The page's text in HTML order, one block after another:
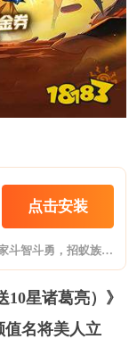
点击安装
造蚂蚁王国，与何止百万玩家斗智斗勇，招蚁族豪将，丰富阵营赢下战争！在《蚁族崛起》你将作为蚁族统帅，建造你的专属蚂蚁王国。神机妙算的三国英雄、智勇双全的凯撒，还有数位出类拔萃的豪将，都等待你招募入队，成为蚁族中坚！通过资源囤积、城防修建、战力提升，将一方蚁穴壮大成为兵「蚁」强壮的王国城邦！与百万玩家结盟或是为敌，抵御强敌进攻，联手攻克城池，战无不胜，攻无不取，成为地下世界的霸主！与此同时，游戏还采用技术前沿的引擎开发，呈现高品质的画面。
星诸葛亮）》
名将美人立